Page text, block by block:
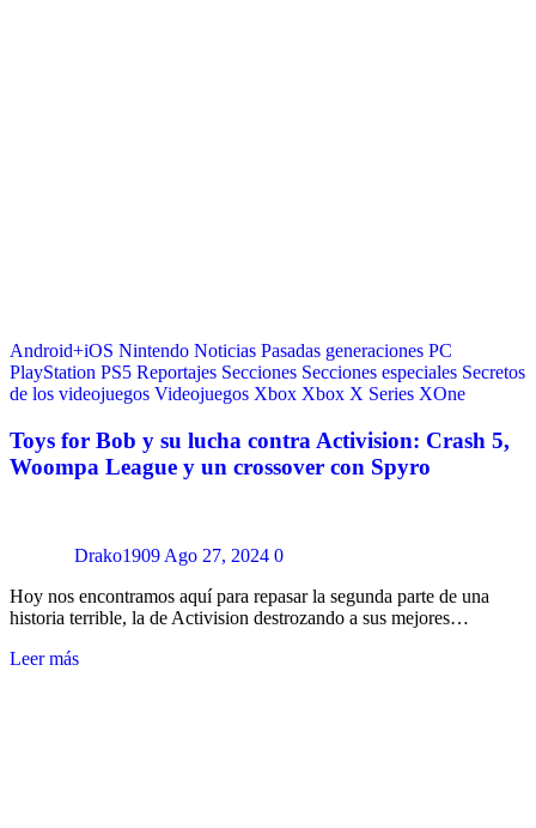
Android+iOS Nintendo Noticias Pasadas generaciones PC
PlayStation PS5 Reportajes Secciones Secciones especiales Secretos
de los videojuegos Videojuegos Xbox Xbox X Series XOne
Toys for Bob y su lucha contra Activision: Crash 5,
Woompa League y un crossover con Spyro
Drako1909Ago 27, 2024 0
Hoy nos encontramos aquí para repasar la segunda parte de una
historia terrible, la de Activision destrozando a sus mejores…
Leer más